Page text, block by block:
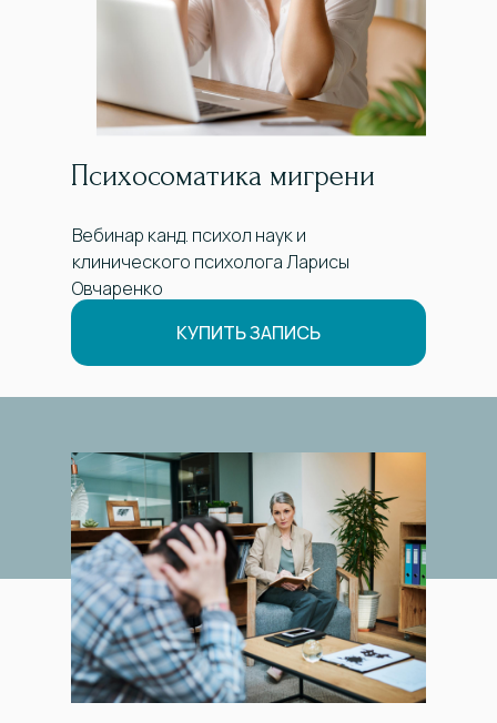
Психосоматика мигрени
Вебинар канд. психол наук и
клинического психолога Ларисы
Овчаренко
КУПИТЬ ЗАПИСЬ